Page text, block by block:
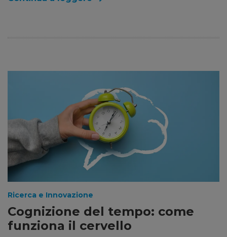
Ricerca e Innovazione
Cognizione del tempo: come
funziona il cervello